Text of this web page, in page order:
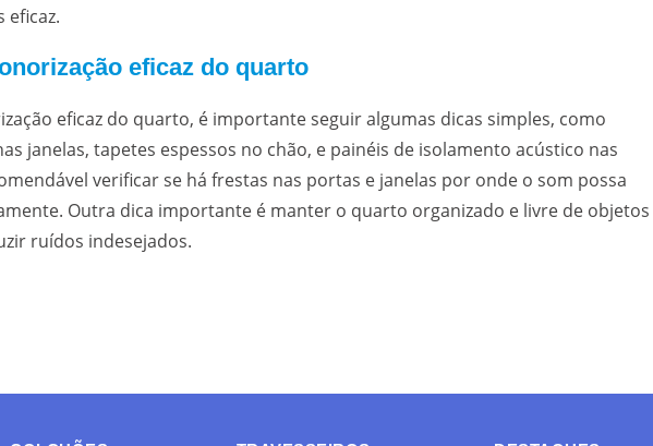
eficaz.
eficaz do quarto
eficaz do quarto, é importante seguir algumas dicas simples, como
janelas, tapetes espessos no chão, e painéis de isolamento acústico nas
verificar se há frestas nas portas e janelas por onde o som possa
Outra dica importante é manter o quarto organizado e livre de objetos
ruídos indesejados.